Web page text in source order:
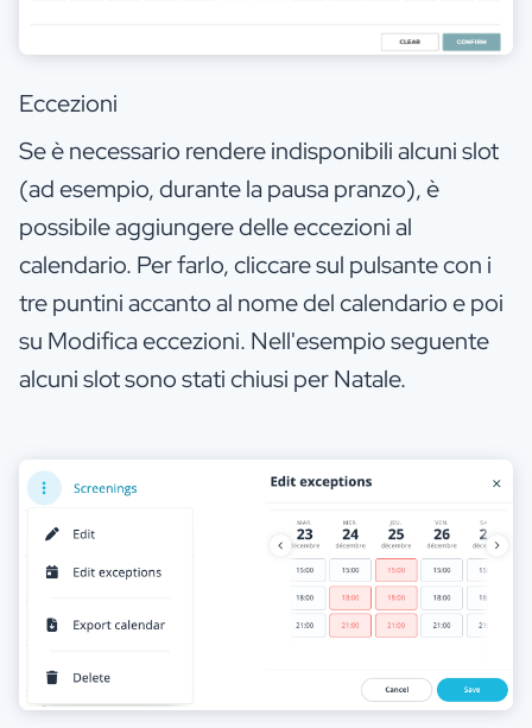
Eccezioni
Se è necessario rendere indisponibili alcuni slot
(ad esempio, durante la pausa pranzo), è
possibile aggiungere delle eccezioni al
calendario. Per farlo, cliccare sul pulsante con i
tre puntini accanto al nome del calendario e poi
su Modifica eccezioni. Nell'esempio seguente
alcuni slot sono stati chiusi per Natale.